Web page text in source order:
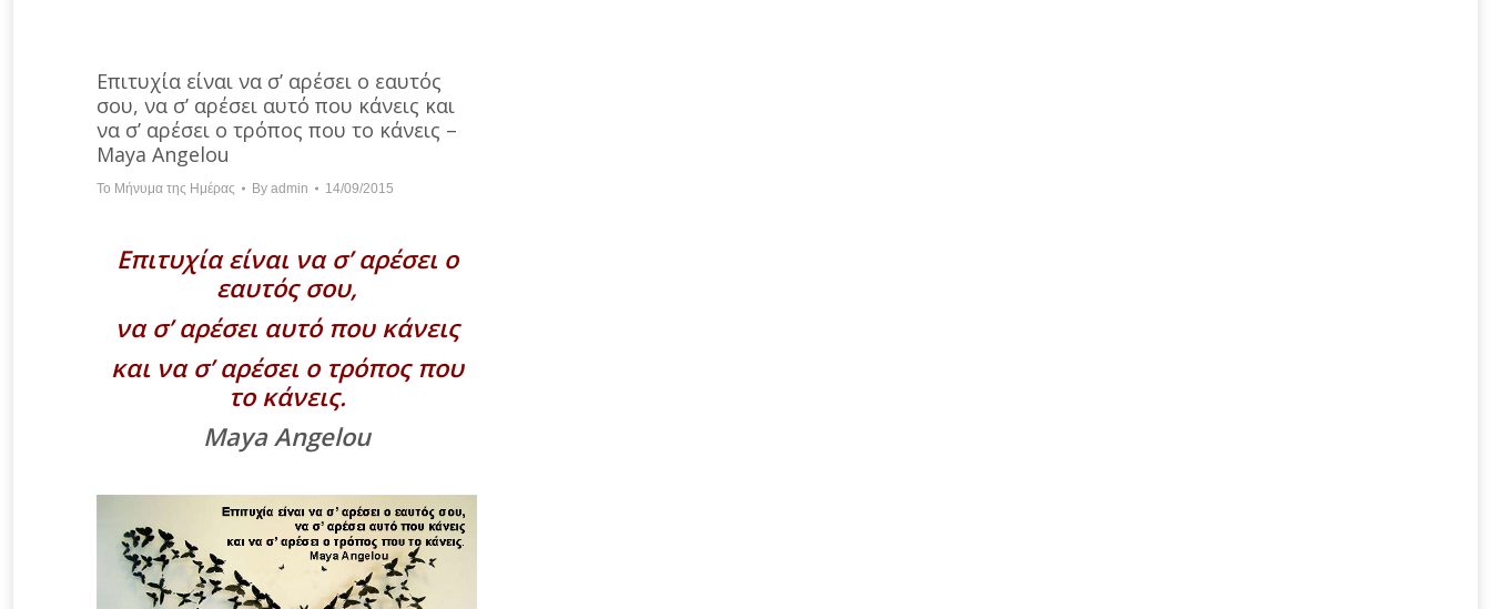
Επιτυχία είναι να σ’ αρέσει ο εαυτός
σου, να σ’ αρέσει αυτό που κάνεις και
να σ’ αρέσει ο τρόπος που το κάνεις –
Maya Angelou
Το Μήνυμα της Ημέρας By admin 14/09/2015
Επιτυχία είναι να σ’ αρέσει ο
εαυτός σου,
να σ’ αρέσει αυτό που κάνεις
και να σ’ αρέσει ο τρόπος που
το κάνεις.
Maya Angelou